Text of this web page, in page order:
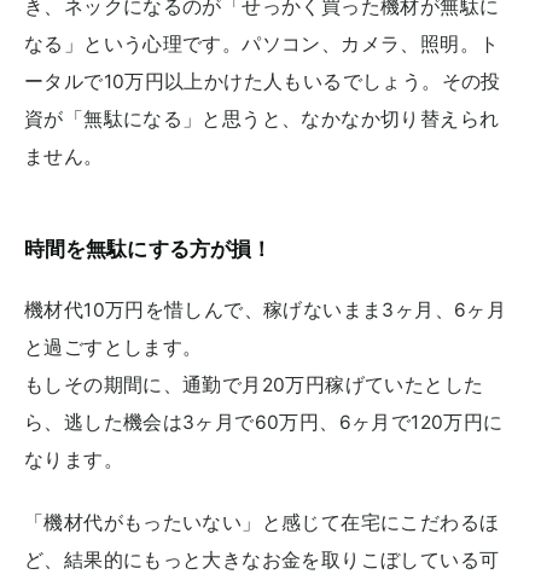
き、ネックになるのが「せっかく買った機材が無駄に
なる」という心理です。パソコン、カメラ、照明。ト
ータルで10万円以上かけた人もいるでしょう。その投
資が「無駄になる」と思うと、なかなか切り替えられ
ません。
時間を無駄にする方が損！
機材代10万円を惜しんで、稼げないまま3ヶ月、6ヶ月
と過ごすとします。
もしその期間に、通勤で月20万円稼げていたとした
ら、逃した機会は3ヶ月で60万円、6ヶ月で120万円に
なります。
「機材代がもったいない」と感じて在宅にこだわるほ
ど、結果的にもっと大きなお金を取りこぼしている可